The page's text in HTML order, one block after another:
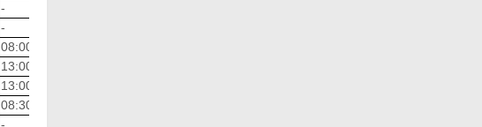
-
-
08:00-11:00
13:00-15:00
13:00-19:00
08:30-11:45